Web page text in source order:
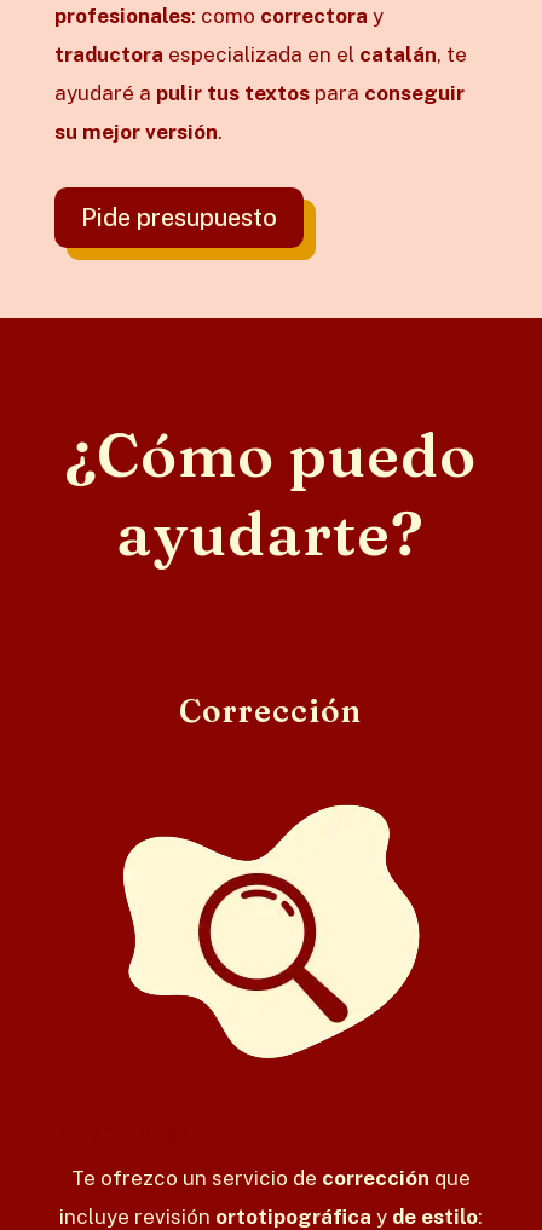
profesionales: como correctora y
traductora especializada en el catalán, te
ayudaré a pulir tus textospara conseguir
su mejor versión.
Pide presupuesto
¿Cómo puedo
ayudarte?
Corrección
Te ofrezco un servicio de corrección que
incluye revisión ortotipográfica y de estilo: